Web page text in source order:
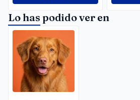
Lo has podido ver en